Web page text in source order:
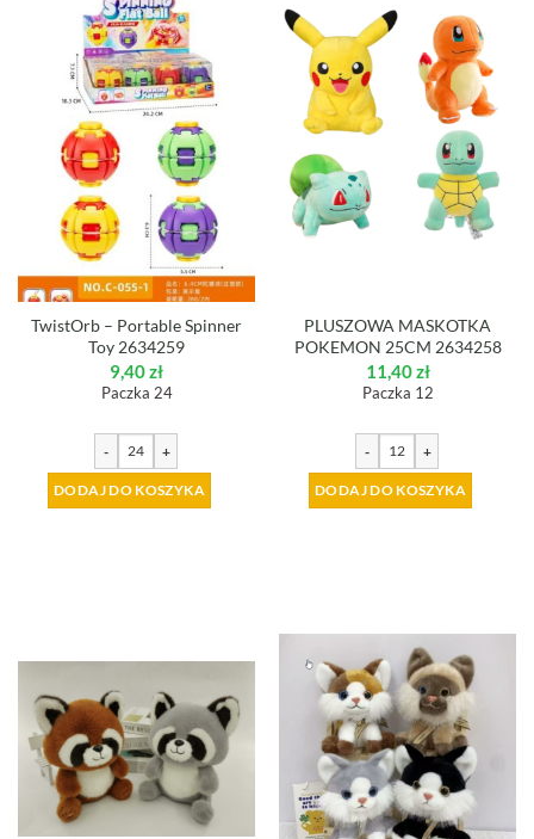
TwistOrb – Portable Spinner
Toy 2634259
9,40zł
Paczka 24
- +
DODAJ DO KOSZYKA
PLUSZOWA MASKOTKA
POKEMON 25CM 2634258
11,40zł
Paczka 12
- +
DODAJ DO KOSZYKA